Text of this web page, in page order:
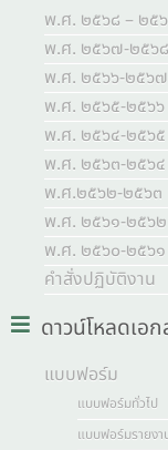
พ.ศ. ๒๕๖๘ – ๒๕
พ.ศ. ๒๕๖๗-๒๕๖๘
พ.ศ. ๒๕๖๖-๒๕๖๗
พ.ศ. ๒๕๖๕-๒๕๖๖
พ.ศ. ๒๕๖๔-๒๕๖๕
พ.ศ. ๒๕๖๓-๒๕๖๔
พ.ศ.๒๕๖๒-๒๕๖๓
พ.ศ. ๒๕๖๑-๒๕๖๒
พ.ศ. ๒๕๖๐-๒๕๖๑
คำสั่งปฏิบัติงาน
ดาวน์โหลดเอก
แบบฟอร์ม
แบบฟอร์มทั่วไป
แบบฟอร์มรายงา